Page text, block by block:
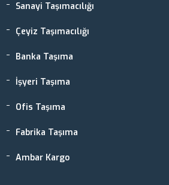
Sanayi Taşımacılığı
Çeyiz Taşımacılığı
Banka Taşıma
İşyeri Taşıma
Ofis Taşıma
Fabrika Taşıma
Ambar Kargo